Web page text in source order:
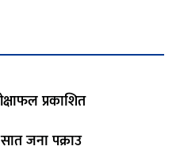
प्रकाशित
सात जना पक्राउ